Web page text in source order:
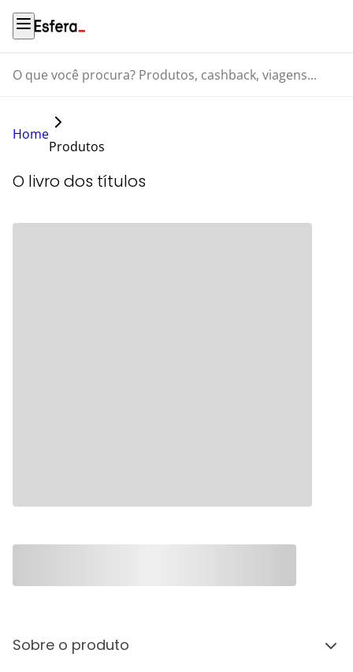
O que você procura? Produtos, cashback, viagens...
Home
Produtos
O livro dos títulos
Sobre o produto